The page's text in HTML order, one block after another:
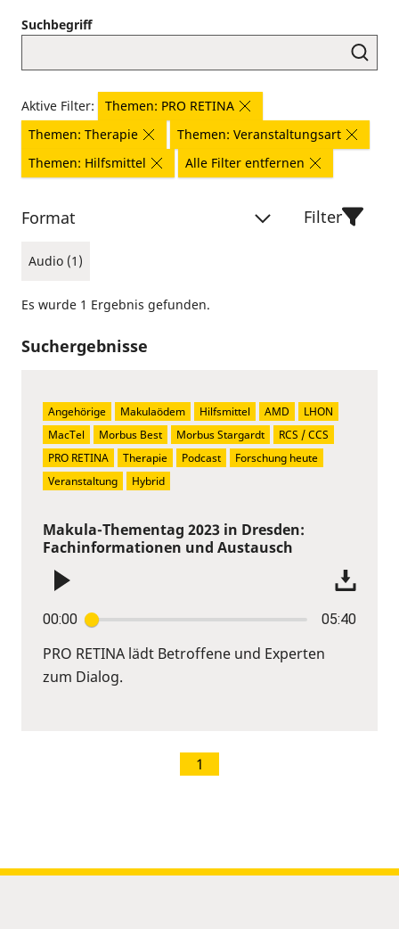
Suchbegriff
Aktive Filter:
Themen: PRO RETINA
Themen: Therapie
Themen: Veranstaltungsart
Themen: Hilfsmittel
Alle Filter entfernen
Format
Audio (1)
Filter
Es wurde 1 Ergebnis gefunden.
Suchergebnisse
Makula-Thementag 2023 in Dresden:
Fachinformationen und Austausch
00:00 05:40
PRO RETINA lädt Betroffene und Experten
zum Dialog.
Angehörige Makulaödem Hilfsmittel AMD
LHON
MacTel
Morbus Best Morbus Stargardt
RCS / CCS
PRO RETINA
Therapie Podcast
Forschung heute
Veranstaltung
Hybrid
1